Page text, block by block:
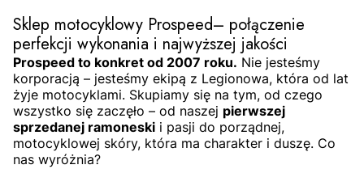
Sklep motocyklowy Prospeed– połączenie
perfekcji wykonania i najwyższej jakości
Prospeed to konkret od 2007 roku. Nie jesteśmy
korporacją – jesteśmy ekipą z Legionowa, która od lat
żyje motocyklami. Skupiamy się na tym, od czego
wszystko się zaczęło – od naszej pierwszej
sprzedanej ramoneski i pasji do porządnej,
motocyklowej skóry, która ma charakter i duszę. Co
nas wyróżnia?